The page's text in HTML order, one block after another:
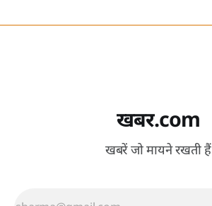
खबर.com
खबरें जो मायने रखती हैं